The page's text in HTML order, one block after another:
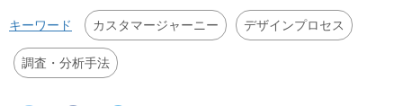
キーワード カスタマージャーニー デザインプロセス
調査・分析手法